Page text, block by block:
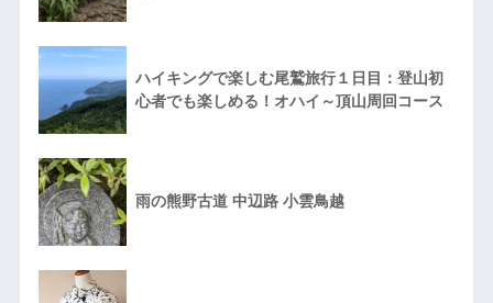
ハイキングで楽しむ尾鷲旅行１日目：登山初
心者でも楽しめる！オハイ～頂山周回コース
雨の熊野古道 中辺路 小雲鳥越